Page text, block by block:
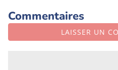
Commentaires
LAISSER UN